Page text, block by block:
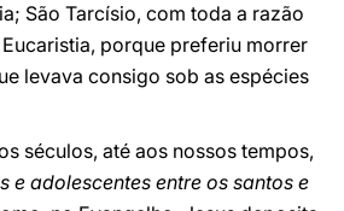
São Tarcísio, com toda a razão
porque preferiu morrer
levava consigo sob as espécies
séculos, até aos nossos tempos,
e adolescentes entre os santos e